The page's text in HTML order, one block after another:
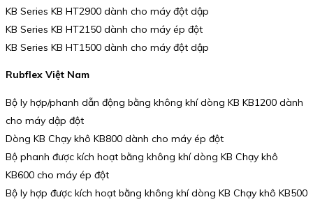
KB Series KB HT2900 dành cho máy đột dập
KB Series KB HT2150 dành cho máy ép đột
KB Series KB HT1500 dành cho máy đột dập
Rubflex Việt Nam
Bộ ly hợp/phanh dẫn động bằng không khí dòng KB KB1200 dành
cho máy dập đột
Dòng KB Chạy khô KB800 dành cho máy ép đột
Bộ phanh được kích hoạt bằng không khí dòng KB Chạy khô
KB600 cho máy ép đột
Bộ ly hợp được kích hoạt bằng không khí dòng KB Chạy khô KB500